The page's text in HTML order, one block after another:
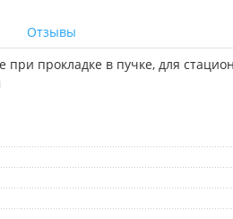
Отзывы
прокладке в пучке, для